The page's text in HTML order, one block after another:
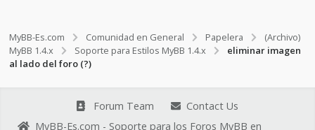
MyBB-Es.com Comunidad en General Papelera
(Archivo)
MyBB 1.4.x
Soporte para Estilos MyBB 1.4.x
eliminar imagen
al lado del foro (?)
Forum Team
Contact Us
MyBB-Es.com - Soporte para los Foros MyBB en